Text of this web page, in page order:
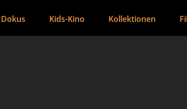
Dokus Kids-Kino Kollektionen